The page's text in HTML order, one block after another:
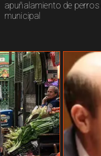
apuñalamiento de perros
municipal